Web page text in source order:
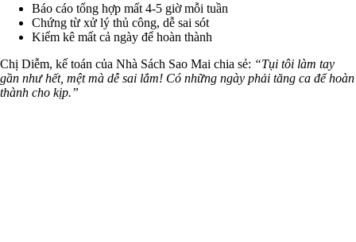
Báo cáo tổng hợp mất 4-5 giờ mỗi tuần
Chứng từ xử lý thủ công, dễ sai sót
Kiểm kê mất cả ngày để hoàn thành
Chị Diễm, kế toán của Nhà Sách Sao Mai chia sẻ: “Tụi tôi làm tay
gần như hết, mệt mà dễ sai lắm! Có những ngày phải tăng ca để hoàn
thành cho kịp.”